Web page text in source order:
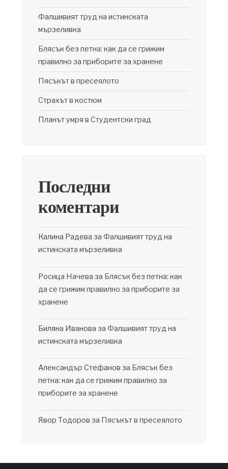
Фалшивият труд на истинската
мързеливка
Блясък без петна: как да се грижим
правилно за приборите за хранене
Пясъкът в пресеялото
Страхът в костюм
Планът умря в Студентски град
Последни
коментари
Калина Радева за Фалшивият труд на
истинската мързеливка
Росица Начева за Блясък без петна: как
да се грижим правилно за приборите за
хранене
Биляна Иванова за Фалшивият труд на
истинската мързеливка
Александър Стефанов за Блясък без
петна: как да се грижим правилно за
приборите за хранене
Явор Тодоров за Пясъкът в пресеялото